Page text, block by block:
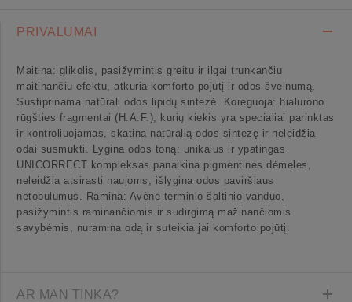
PRIVALUMAI
Maitina: glikolis, pasižymintis greitu ir ilgai trunkančiu
maitinančiu efektu, atkuria komforto pojūtį ir odos švelnumą.
Sustiprinama natūrali odos lipidų sintezė. Koreguoja: hialurono
rūgšties fragmentai (H.A.F.), kurių kiekis yra specialiai parinktas
ir kontroliuojamas, skatina natūralią odos sintezę ir neleidžia
odai susmukti. Lygina odos toną: unikalus ir ypatingas
UNICORRECT kompleksas panaikina pigmentines dėmeles,
neleidžia atsirasti naujoms, išlygina odos paviršiaus
netobulumus. Ramina: Avène terminio šaltinio vanduo,
pasižymintis raminančiomis ir sudirgimą mažinančiomis
savybėmis, nuramina odą ir suteikia jai komforto pojūtį.
AR MAN TINKA?